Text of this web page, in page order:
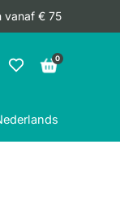
vanaf € 75
0